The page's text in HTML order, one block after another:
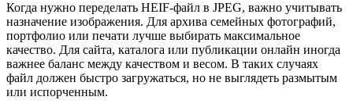
Когда нужно переделать HEIF-файл в JPEG, важно учитывать
назначение изображения. Для архива семейных фотографий,
портфолио или печати лучше выбирать максимальное
качество. Для сайта, каталога или публикации онлайн иногда
важнее баланс между качеством и весом. В таких случаях
файл должен быстро загружаться, но не выглядеть размытым
или испорченным.